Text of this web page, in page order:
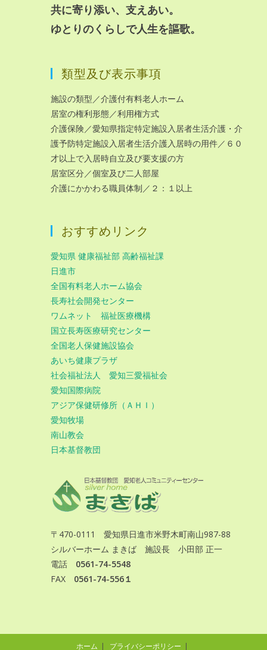
共に寄り添い、支えあい。
ゆとりのくらしで人生を謳歌。
類型及び表示事項
施設の類型／介護付有料老人ホーム
居室の権利形態／利用権方式
介護保険／愛知県指定特定施設入居者生活介護・介
護予防特定施設入居者生活介護入居時の用件／６０
才以上で入居時自立及び要支援の方
居室区分／個室及び二人部屋
介護にかかわる職員体制／２：１以上
おすすめリンク
愛知県 健康福祉部 高齢福祉課
日進市
全国有料老人ホーム協会
長寿社会開発センター
ワムネット 福祉医療機構
国立長寿医療研究センター
全国老人保健施設協会
あいち健康プラザ
社会福祉法人 愛知三愛福祉会
愛知国際病院
アジア保健研修所（ＡＨＩ）
愛知牧場
南山教会
日本基督教団
〒470-0111 愛知県日進市米野木町南山987-88
シルバーホーム まきば 施設長 小田部 正一
電話 0561-74-5548
FAX 0561-74-556１
ホーム プライバシーポリシー